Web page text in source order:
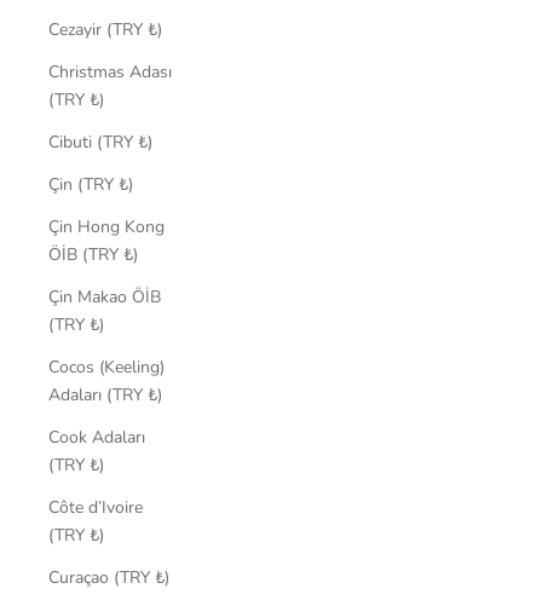
Cezayir (TRY ₺)
Christmas Adası
(TRY ₺)
Cibuti (TRY ₺)
Çin (TRY ₺)
Çin Hong Kong
ÖİB (TRY ₺)
Çin Makao ÖİB
(TRY ₺)
Cocos (Keeling)
Adaları (TRY ₺)
Cook Adaları
(TRY ₺)
Côte d’Ivoire
(TRY ₺)
Curaçao (TRY ₺)